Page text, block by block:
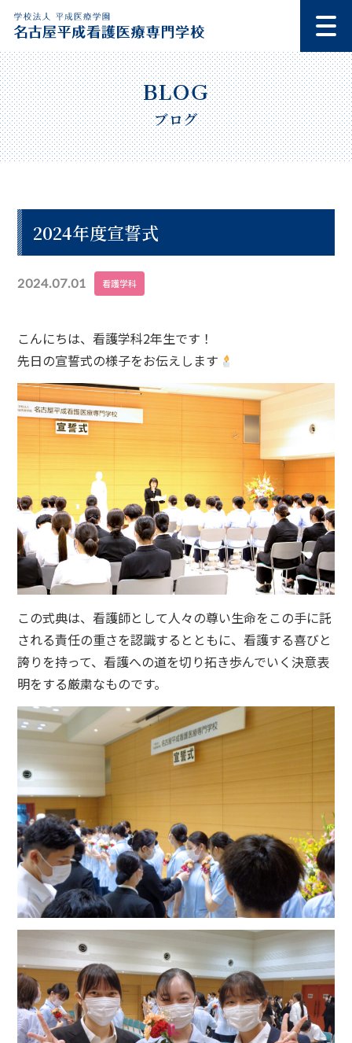
ブログ
2024年度宣誓式
2024.07.01 看護学科
こんにちは、看護学科2年生です！
先日の宣誓式の様子をお伝えします
この式典は、看護師として人々の尊い生命をこの手に託
される責任の重さを認識するとともに、看護する喜びと
誇りを持って、看護への道を切り拓き歩んでいく決意表
明をする厳粛なものです。